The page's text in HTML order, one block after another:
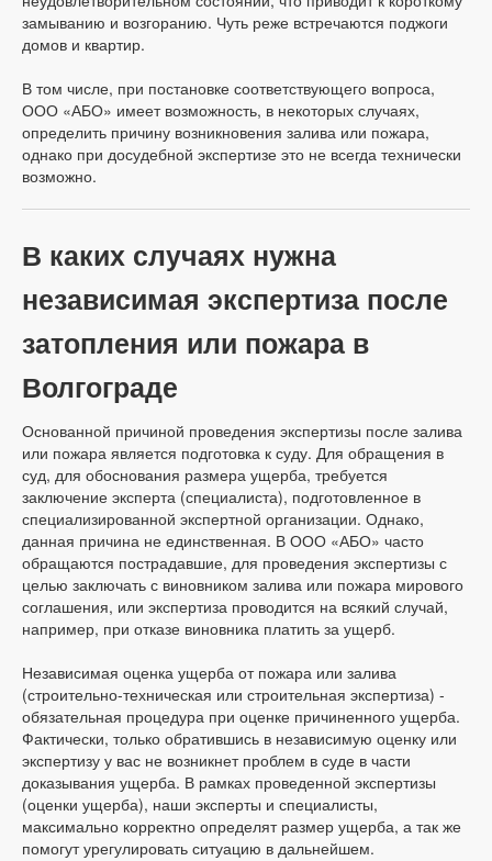
замыванию и возгоранию. Чуть реже встречаются поджоги
домов и квартир.
В том числе, при постановке соответствующего вопроса,
ООО «АБО» имеет возможность, в некоторых случаях,
определить причину возникновения залива или пожара,
однако при досудебной экспертизе это не всегда технически
возможно.
В каких случаях нужна
независимая экспертиза после
затопления или пожара в
Волгограде
Основанной причиной проведения экспертизы после залива
или пожара является подготовка к суду. Для обращения в
суд, для обоснования размера ущерба, требуется
заключение эксперта (специалиста), подготовленное в
специализированной экспертной организации. Однако,
данная причина не единственная. В ООО «АБО» часто
обращаются пострадавшие, для проведения экспертизы с
целью заключать с виновником залива или пожара мирового
соглашения, или экспертиза проводится на всякий случай,
например, при отказе виновника платить за ущерб.
Независимая оценка ущерба от пожара или залива
(строительно-техническая или строительная экспертиза) -
обязательная процедура при оценке причиненного ущерба.
Фактически, только обратившись в независимую оценку или
экспертизу у вас не возникнет проблем в суде в части
доказывания ущерба. В рамках проведенной экспертизы
(оценки ущерба), наши эксперты и специалисты,
максимально корректно определят размер ущерба, а так же
помогут урегулировать ситуацию в дальнейшем.